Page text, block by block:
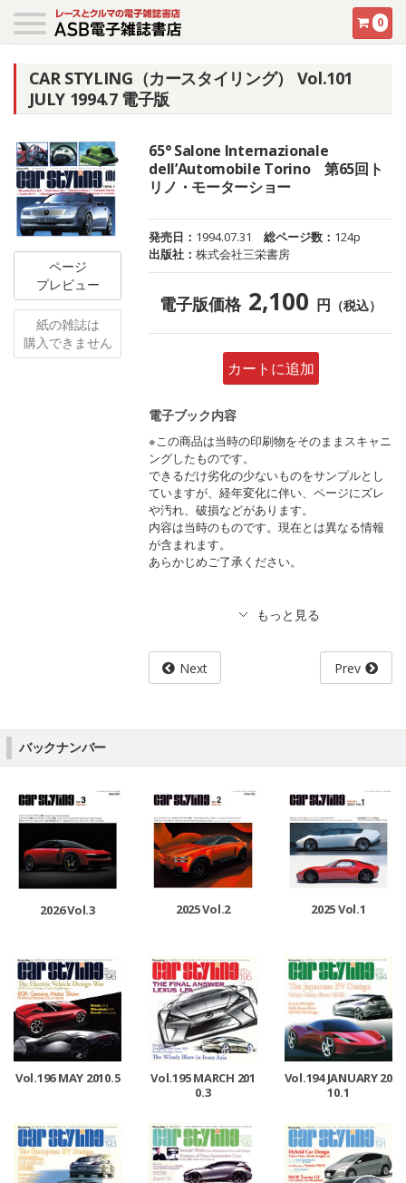
0
CAR STYLING（カースタイリング） Vol.101
JULY 1994.7 電子版
ページ
プレビュー
紙の雑誌は
購入できません
65° Salone Internazionale
dell’Automobile Torino 第65回ト
リノ・モーターショー
発売日： 1994.07.31 総ページ数： 124p
出版社：株式会社三栄書房
電子版価格 2,100 円 （税込）
カートに追加
電子ブック内容
※この商品は当時の印刷物をそのままスキャニ
ングしたものです。
できるだけ劣化の少ないものをサンプルとし
ていますが、経年変化に伴い、ページにズレ
や汚れ、破損などがあります。
内容は当時のものです。現在とは異なる情報
が含まれます。
あらかじめご了承ください。
Next Prev
バックナンバー
2026 Vol.3 2025 Vol.2 2025 Vol.1
Vol.196 MAY 2010.5
Vol.195 MARCH 201
0.3
Vol.194 JANUARY 20
10.1